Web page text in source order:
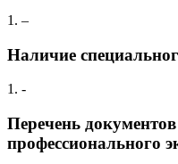
1. –
Наличие
1. -
Перечень
профессионального